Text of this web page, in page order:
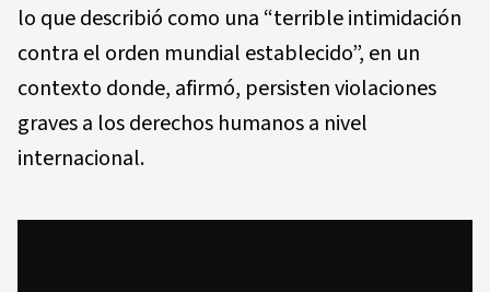
lo que describió como una “terrible intimidación
contra el orden mundial establecido”, en un
contexto donde, afirmó, persisten violaciones
graves a los derechos humanos a nivel
internacional.